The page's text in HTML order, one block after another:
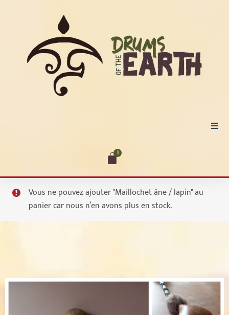
Tambours
Hochets
0
Cart
Vous ne pouvez ajouter "Maillochet âne / lapin" au
panier car nous n’en avons plus en stock.